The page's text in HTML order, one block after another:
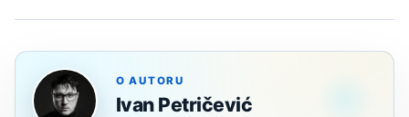
O AUTORU
Ivan Petričević